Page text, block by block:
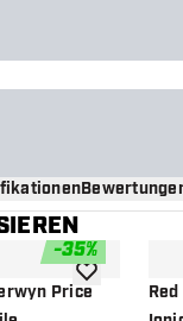
-35%
Price
Zur